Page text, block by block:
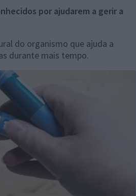
por ajudarem a gerir a
do organismo que ajuda a
durante mais tempo.